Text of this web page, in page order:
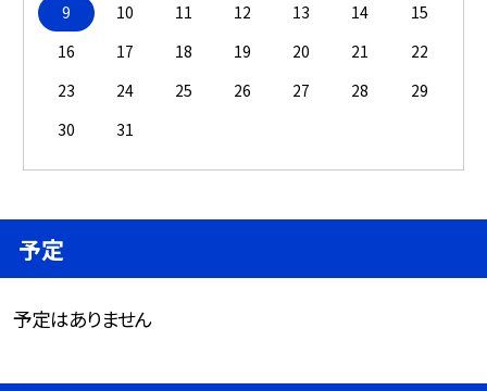
9
10 11 12 13 14
15
16
17 18 19 20 21
22
23
24 25 26 27 28
29
30
31
予定
予定はありません